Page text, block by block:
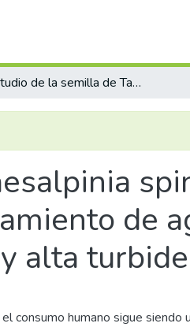
Estudio de la semilla de Tara (Caesalpinia spinosa) como coagulante en el proceso de tratamiento de agua en muestras sintéticas de mediana y alta turbidez.
de
alta
consumo humano sigue siendo